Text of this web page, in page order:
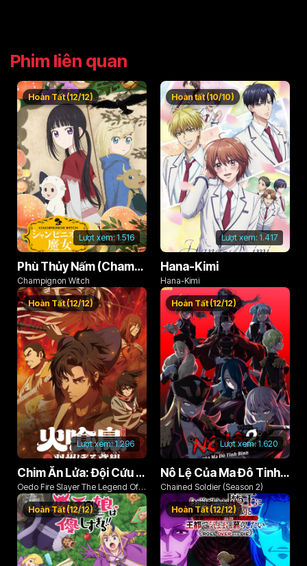
Phim liên quan
Lượt xem:1.516
Hoàn Tất (12/12)
Phù Thủy Nấm (Champignon no Majo)
Champignon Witch
Lượt xem: 1.417
Hoàn tất (10/10)
Hana-Kimi
Hana-Kimi
Lượt xem:1.296
Hoàn Tất (12/12)
Chim Ăn Lửa: Đội Cứu Hỏa Rách Rưới Vùng Ushu
Oedo Fire Slayer The Legend Of
Phoenix
Lượt xem:1.620
Hoàn Tất (12/12)
Nô Lệ Của Ma Đô Tinh Binh (Phần 2)
Chained Soldier (Season 2)
Hoàn Tất (12/12) Hoàn Tất (12/12)